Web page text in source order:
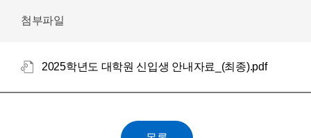
첨부파일
2025학년도 대학원 신입생 안내자료_(최종).pdf